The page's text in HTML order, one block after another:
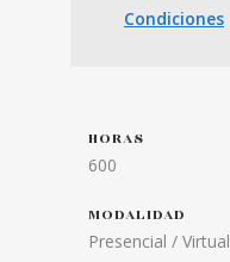
Condiciones
HORAS
600
MODALIDAD
Presencial / Virtual